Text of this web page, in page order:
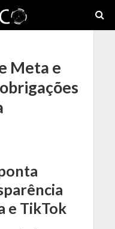
Meta e
e TikTok